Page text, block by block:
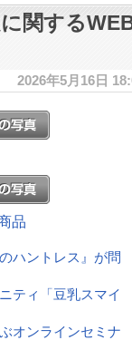
関する
2026年5月16日
品
ハントレス』が問
ティ「豆乳スマイ
オンラインセミナ